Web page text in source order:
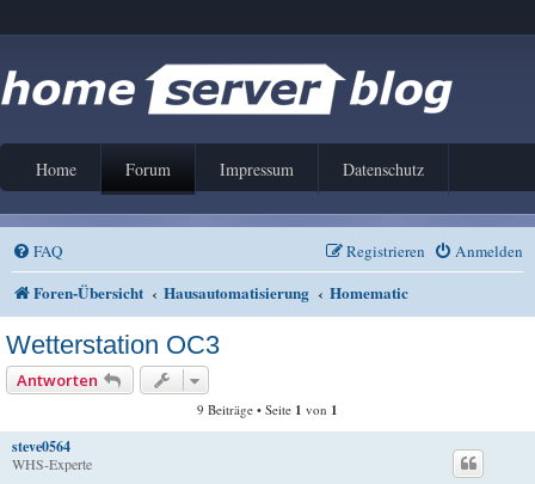
Home Forum Impressum Datenschutz
FAQ Anmelden
Registrieren
Foren-Übersicht Hausautomatisierung Homematic
Wetterstation OC3
Antworten
9 Beiträge • Seite 1 von 1
steve0564
WHS-Experte